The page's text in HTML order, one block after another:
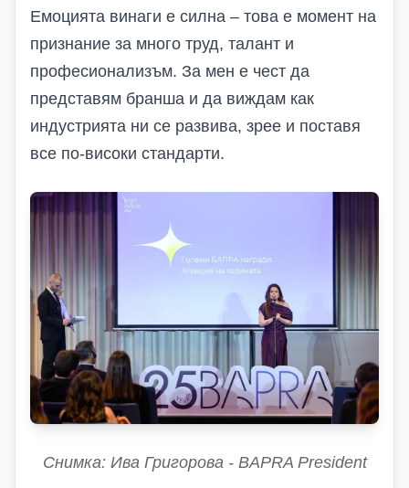
Емоцията винаги е силна – това е момент на
признание за много труд, талант и
професионализъм. За мен е чест да
представям бранша и да виждам как
индустрията ни се развива, зрее и поставя
все по‑високи стандарти.
Снимка: Ива Григорова - BAPRA President